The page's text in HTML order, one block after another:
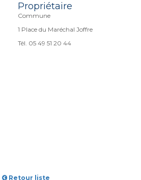
Propriétaire
Commune
1 Place du Maréchal Joffre
Tél. 05 49 51 20 44
Retour liste